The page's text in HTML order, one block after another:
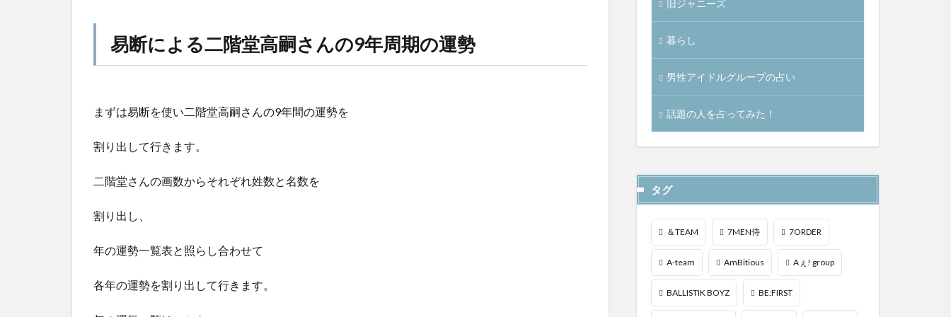
易断による二階堂高嗣さんの9年周期の運勢
まずは易断を使い二階堂高嗣さんの9年間の運勢を
割り出して行きます。
二階堂さんの画数からそれぞれ姓数と名数を
割り出し、
年の運勢一覧表と照らし合わせて
各年の運勢を割り出して行きます。
旧ジャニーズ
暮らし
男性アイドルグループの占い
話題の人を占ってみた！
タグ
＆TEAM 7MEN侍 7ORDER
A-team AmBitious Aぇ! group
BALLISTIK BOYZ BE:FIRST